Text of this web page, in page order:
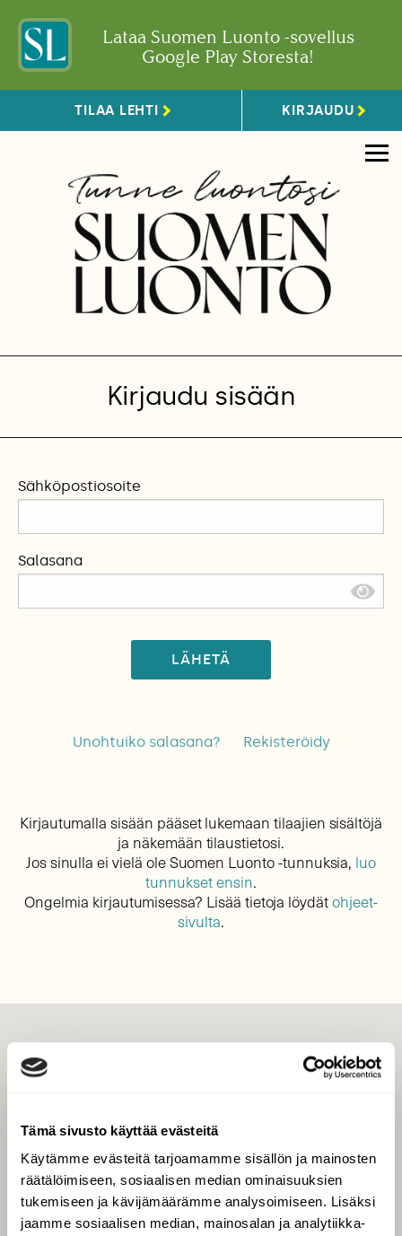
Tämä sivusto käyttää evästeitä
Käytämme evästeitä tarjoamamme sisällön ja mainosten
räätälöimiseen, sosiaalisen median ominaisuuksien
tukemiseen ja kävijämäärämme analysoimiseen. Lisäksi
jaamme sosiaalisen median, mainosalan ja analytiikka-
Lataa Suomen Luonto -sovellus
Google Play Storesta!
TILAA LEHTI KIRJAUDU
Kirjaudu sisään
Sähköpostiosoite
Salasana
LÄHETÄ
Unohtuiko salasana? Rekisteröidy
Kirjautumalla sisään pääset lukemaan tilaajien sisältöjä
ja näkemään tilaustietosi.
Jos sinulla ei vielä ole Suomen Luonto -tunnuksia, luo
tunnukset ensin.
Ongelmia kirjautumisessa? Lisää tietoja löydätohjeet-
sivulta.
Tilaa digilukuoikeus
Äänestä parasta juttua
Tilaa uutiskirje